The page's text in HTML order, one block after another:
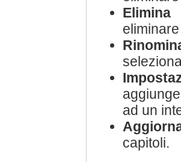
ad un
capitoli.